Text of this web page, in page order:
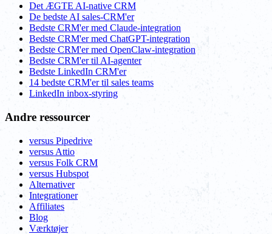
Det ÆGTE AI-native CRM
De bedste AI sales-CRM'er
Bedste CRM'er med Claude-integration
Bedste CRM'er med ChatGPT-integration
Bedste CRM'er med OpenClaw-integration
Bedste CRM'er til AI-agenter
Bedste LinkedIn CRM'er
14 bedste CRM'er til sales teams
LinkedIn inbox-styring
Andre ressourcer
versus Pipedrive
versus Attio
versus Folk CRM
versus Hubspot
Alternativer
Integrationer
Affiliates
Blog
Værktøjer